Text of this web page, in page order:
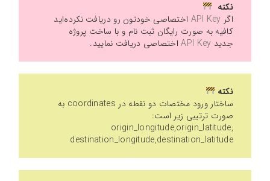
نکته
اگر API Key اختصاصی خودتون رو دریافت نکرده‌اید
کافیه به صورت رایگان ثبت نام و با ساخت پروژه
جدید API Keyاختصاصی دریافت نمایید.
نکته
ساختار ورود مختصات دو نقطه در coordinates به
صورت ترتیبی زیر است:
origin_longitude,origin_latitude;
destination_longitude,destination_latitude